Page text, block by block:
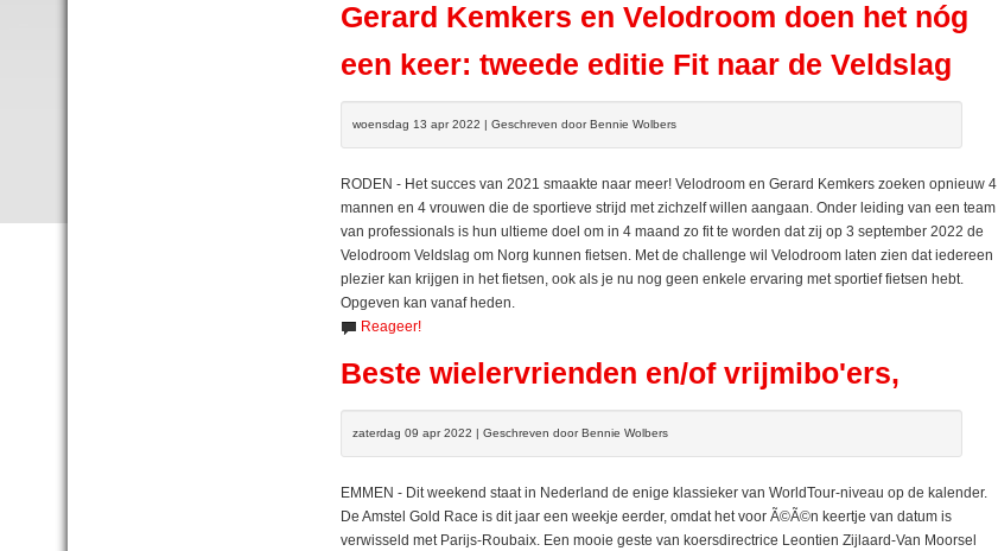
Gerard Kemkers en Velodroom doen het nóg
een keer: tweede editie Fit naar de Veldslag
woensdag 13 apr 2022 | Geschreven door Bennie Wolbers
RODEN - Het succes van 2021 smaakte naar meer! Velodroom en Gerard Kemkers zoeken opnieuw 4
mannen en 4 vrouwen die de sportieve strijd met zichzelf willen aangaan. Onder leiding van een team
van professionals is hun ultieme doel om in 4 maand zo fit te worden dat zij op 3 september 2022 de
Velodroom Veldslag om Norg kunnen fietsen. Met de challenge wil Velodroom laten zien dat iedereen
plezier kan krijgen in het fietsen, ook als je nu nog geen enkele ervaring met sportief fietsen hebt.
Opgeven kan vanaf heden.
Reageer!
Beste wielervrienden en/of vrijmibo'ers,
zaterdag 09 apr 2022 | Geschreven door Bennie Wolbers
EMMEN - Dit weekend staat in Nederland de enige klassieker van WorldTour-niveau op de kalender.
De Amstel Gold Race is dit jaar een weekje eerder, omdat het voor Ã©Ã©n keertje van datum is
verwisseld met Parijs-Roubaix. Een mooie geste van koersdirectrice Leontien Zijlaard-Van Moorsel